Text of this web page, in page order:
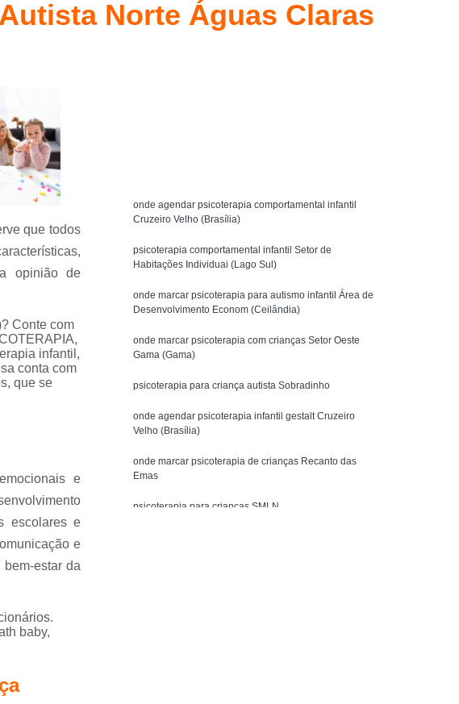
Método Baby Bobath
Técnica Método Bobath Baby
Claras
para Autista
Crianças
Psicoterapia Comportamental Infantil
em Crianças
Infantil
Psicoterapia para Criança Autista
Psicoterapia para Crianças Águas Claras
para Autismo
Terapia de Integração Ayres para Autista
Integração Sensorial Ayres para Criança
Terapia de Integração Sensorial de Ayres Infantil
de Ayres para Bebês
Terapia Ocupacional Ayres
com Integração Sensorial de Ayres Asa Sul
com Integração Sensorial de Ayres Águas Claras
de Ayres
Bobath
Águas Claras
Infantil
para Autista
Norte Águas Claras
que todos
opinião de
Conte com
infantil,
conta com
que se
e
escolares e
e
estar da
baby,
onde agendar psicoterapia comportamental infantil
Cruzeiro Velho (Brasília)
psicoterapia comportamental infantil Setor de
Habitações Individuai (Lago Sul)
onde marcar psicoterapia para autismo infantil Área de
Desenvolvimento Econom (Ceilândia)
onde marcar psicoterapia com crianças Setor Oeste
Gama (Gama)
psicoterapia para criança autista Sobradinho
onde agendar psicoterapia infantil gestalt Cruzeiro
Velho (Brasília)
onde marcar psicoterapia de crianças Recanto das
Emas
psicoterapia para crianças SMLN